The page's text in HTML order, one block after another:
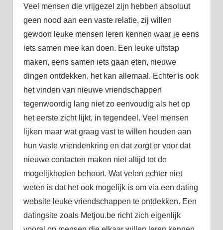
Veel mensen die vrijgezel zijn hebben absoluut
geen nood aan een vaste relatie, zij willen
gewoon leuke mensen leren kennen waar je eens
iets samen mee kan doen. Een leuke uitstap
maken, eens samen iets gaan eten, nieuwe
dingen ontdekken, het kan allemaal. Echter is ook
het vinden van nieuwe vriendschappen
tegenwoordig lang niet zo eenvoudig als het op
het eerste zicht lijkt, in tegendeel. Veel mensen
lijken maar wat graag vast te willen houden aan
hun vaste vriendenkring en dat zorgt er voor dat
nieuwe contacten maken niet altijd tot de
mogelijkheden behoort. Wat velen echter niet
weten is dat het ook mogelijk is om via een dating
website leuke vriendschappen te ontdekken. Een
datingsite zoals Metjou.be richt zich eigenlijk